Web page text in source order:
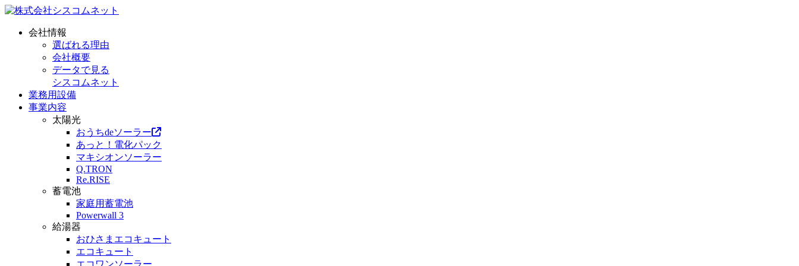
会社情報
選ばれる理由
会社概要
データで見る
シスコムネット
業務用設備
事業内容
太陽光
おうちdeソーラー
あっと！電化パック
マキシオンソーラー
Q.TRON
Re.RISE
蓄電池
家庭用蓄電池
Powerwall 3
給湯器
おひさまエコキュート
エコキュート
エコワンソーラー